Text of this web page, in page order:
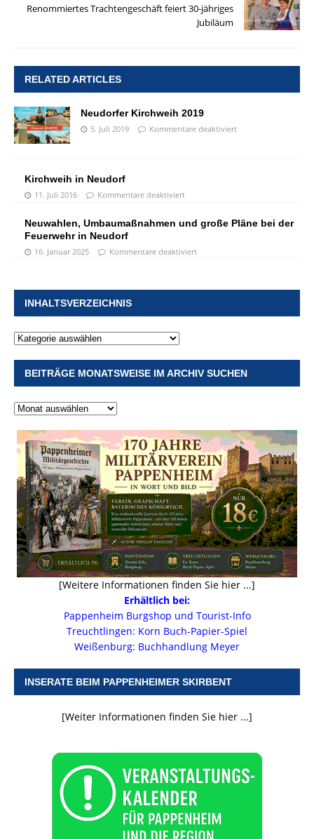
Renommiertes Trachtengeschäft feiert 30-jähriges
Jubiläum
RELATED ARTICLES
Neudorfer Kirchweih 2019
5. Juli 2019 Kommentare deaktiviert
Kirchweih in Neudorf
11. Juli 2016 Kommentare deaktiviert
Neuwahlen, Umbaumaßnahmen und große Pläne bei der
Feuerwehr in Neudorf
16. Januar 2025 Kommentare deaktiviert
INHALTSVERZEICHNIS
BEITRÄGE MONATSWEISE IM ARCHIV SUCHEN
[Weitere Informationen finden Sie hier ...]
Erhältlich bei:
Pappenheim Burgshop und Tourist-Info
Treuchtlingen: Korn Buch-Papier-Spiel
Weißenburg: Buchhandlung Meyer
INSERATE BEIM PAPPENHEIMER SKIRBENT
[Weiter Informationen finden Sie hier ...]